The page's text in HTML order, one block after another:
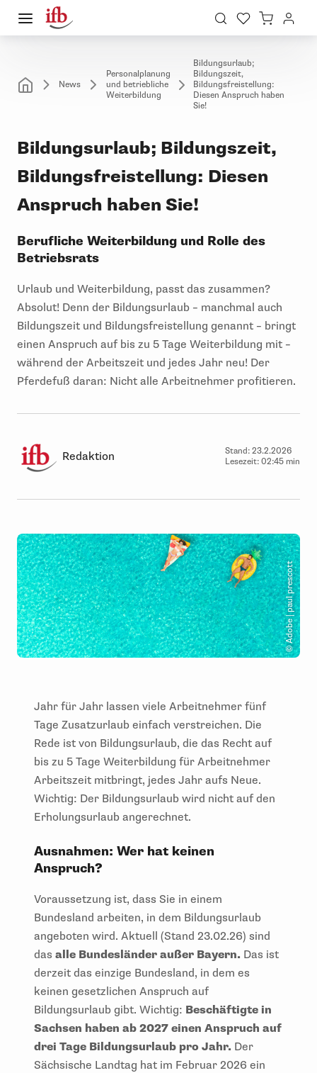
News
Personalplanung
und betriebliche
Weiterbildung
Bildungsurlaub;
Bildungszeit,
Bildungsfreistellung:
Diesen Anspruch haben
Sie!
Bildungsurlaub; Bildungszeit,
Bildungsfreistellung: Diesen
Anspruch haben Sie!
Berufliche Weiterbildung und Rolle des
Betriebsrats
Urlaub und Weiterbildung, passt das zusammen?
Absolut! Denn der Bildungsurlaub – manchmal auch
Bildungszeit und Bildungsfreistellung genannt – bringt
einen Anspruch auf bis zu 5 Tage Weiterbildung mit –
während der Arbeitszeit und jedes Jahr neu! Der
Pferdefuß daran: Nicht alle Arbeitnehmer profitieren.
Redaktion Stand: 23.2.2026
Lesezeit: 02:45 min
© Adobe | paul prescott
Jahr für Jahr lassen viele Arbeitnehmer fünf
Tage Zusatzurlaub einfach verstreichen. Die
Rede ist von Bildungsurlaub, die das Recht auf
bis zu 5 Tage Weiterbildung für Arbeitnehmer
Arbeitszeit mitbringt, jedes Jahr aufs Neue.
Wichtig: Der Bildungsurlaub wird nicht auf den
Erholungsurlaub angerechnet.
Ausnahmen: Wer hat keinen
Anspruch?
Voraussetzung ist, dass Sie in einem
Bundesland arbeiten, in dem Bildungsurlaub
angeboten wird. Aktuell (Stand 23.02.26) sind
das alle Bundesländer außer Bayern. Das ist
derzeit das einzige Bundesland, in dem es
keinen gesetzlichen Anspruch auf
Bildungsurlaub gibt. Wichtig: Beschäftigte in
Sachsen haben ab 2027 einen Anspruch auf
drei Tage Bildungsurlaub pro Jahr. Der
Sächsische Landtag hat im Februar 2026 ein